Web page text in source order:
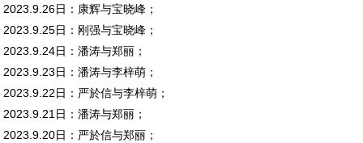
2023.9.26日：康辉与宝晓峰；
2023.9.25日：刚强与宝晓峰；
2023.9.24日：潘涛与郑丽；
2023.9.23日：潘涛与李梓萌；
2023.9.22日：严於信与李梓萌；
2023.9.21日：潘涛与郑丽；
2023.9.20日：严於信与郑丽；